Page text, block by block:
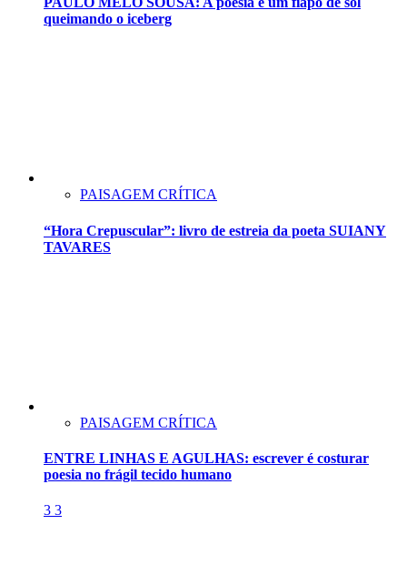
queimando o iceberg
PAISAGEM CRÍTICA
“Hora Crepuscular”: livro de estreia da poeta SUIANY
TAVARES
PAISAGEM CRÍTICA
ENTRE LINHAS E AGULHAS: escrever é costurar
poesia no frágil tecido humano
3 3